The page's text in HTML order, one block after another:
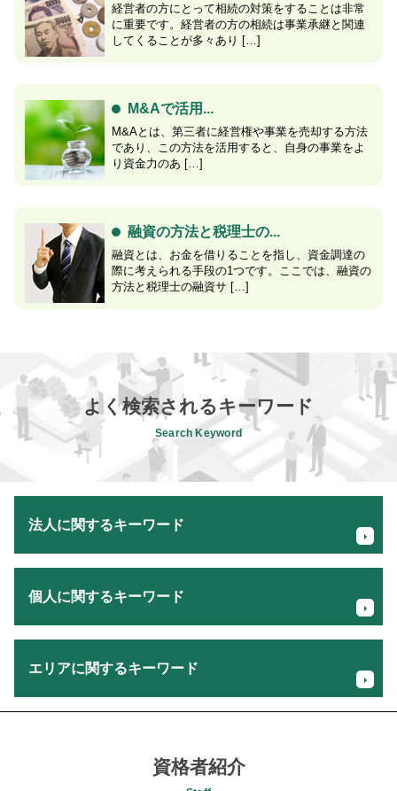
経営者の方にとって相続の対策をすることは非常
に重要です。経営者の方の相続は事業承継と関連
してくることが多々あり […]
M&Aで活用...
M&Aとは、第三者に経営権や事業を売却する方法
であり、この方法を活用すると、自身の事業をよ
り資金力のあ […]
融資の方法と税理士の...
融資とは、お金を借りることを指し、資金調達の
際に考えられる手段の1つです。ここでは、融資の
方法と税理士の融資サ […]
よく検索されるキーワード
Search Keyword
法人に関するキーワード
事業承継 税理士
新規事業 計画書
日本政策金融公庫 創業融資
個人に関するキーワード
個人事業主 税金 対策
個人事業主 経費 領収書
確定申告 税理士 メリット
確定申告 必要書類
エリアに関するキーワード
事業承継コンサルティング 税理士 相談 日野市
相続税申告 税理士 相談 町田市
資格者紹介